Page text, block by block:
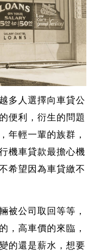
多人選擇向車貸公
便利，衍生的問題
年輕一輩的族群，
機車貸款最擔心機
希望因為車貸繳不
被公司取回等等，
，高車價的來臨，
的還是薪水，想要